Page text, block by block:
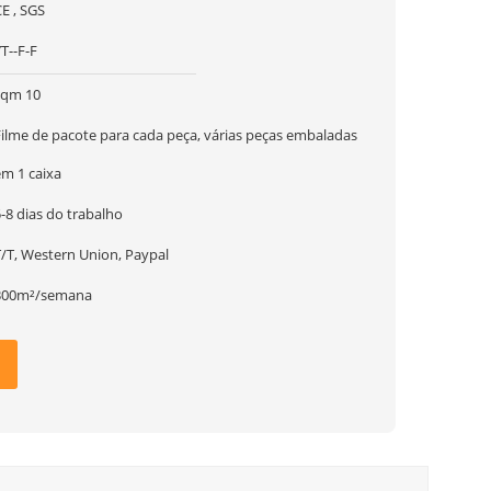
, SGS
F-F
10
de pacote para cada peça, várias peças embaladas
1 caixa
8 dias do trabalho
T, Western Union, Paypal
semana